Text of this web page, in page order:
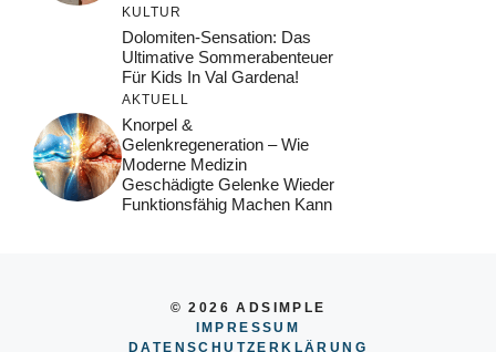
KULTUR
Dolomiten-Sensation: Das
Ultimative Sommerabenteuer
Für Kids In Val Gardena!
AKTUELL
Knorpel &
Gelenkregeneration – Wie
Moderne Medizin
Geschädigte Gelenke Wieder
Funktionsfähig Machen Kann
© 2026 ADSIMPLE
IMPRESSUM
DATENSCHUTZERKLÄRUNG